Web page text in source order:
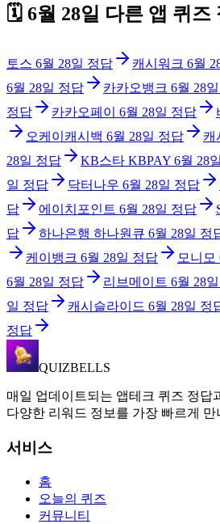
🗓️ 6월 28일 다른 앱 퀴즈
토스 6월 28일 정답 캐시워크 6월
6월 28일 정답 카카오뱅크 6월 28일
정답
카카오페이 6월 28일 정답
오케이캐시백 6월 28일 정답 캐
28일 정답 KB스타 KBPAY 6월 28일
일 정답 닥터나우 6월 28일 정답
답
에이치포인트 6월 28일 정답
답
하나은행 하나원큐 6월 28일 정
케이뱅크 6월 28일 정답 모니모
6월 28일 정답 리브메이트 6월 28일
일 정답 캐시슬라이드 6월 28일 정
정답
QUIZBELLS
매일 업데이트되는 앱테크 퀴즈 정답
다양한 리워드 정보를 가장 빠르게 만
서비스
홈
오늘의 퀴즈
커뮤니티